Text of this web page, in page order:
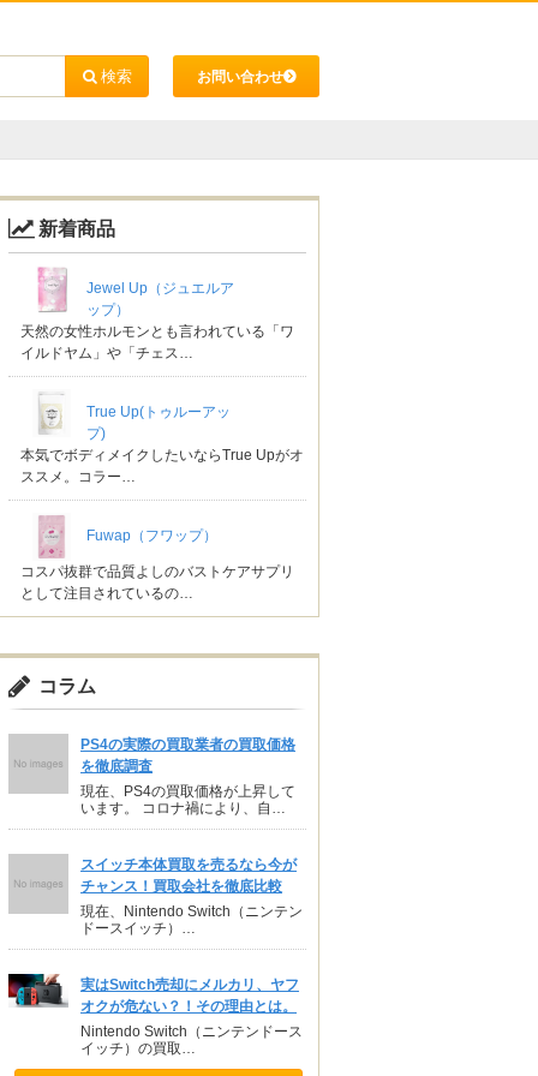
お問い合わせ
新着商品
Jewel Up（ジュエルア
ップ）
天然の女性ホルモンとも言われている「ワ
イルドヤム」や「チェス…
True Up(トゥルーアッ
プ)
本気でボディメイクしたいならTrue Upがオ
ススメ。コラー…
Fuwap（フワップ）
コスパ抜群で品質よしのバストケアサプリ
として注目されているの…
コラム
PS4の実際の買取業者の買取価格
を徹底調査
現在、PS4の買取価格が上昇して
います。 コロナ禍により、自…
スイッチ本体買取を売るなら今が
チャンス！買取会社を徹底比較
現在、Nintendo Switch（ニンテン
ドースイッチ）…
実はSwitch売却にメルカリ、ヤフ
オクが危ない？！その理由とは。
Nintendo Switch（ニンテンドース
イッチ）の買取…